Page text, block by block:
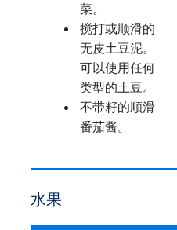
菜。
搅打或顺滑的
无皮土豆泥。
可以使用任何
类型的土豆。
不带籽的顺滑
番茄酱。
水果